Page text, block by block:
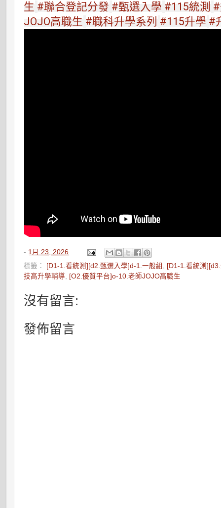
生 #聯合登記分發 #甄選入學 #115統測
JOJO高職生 #職科升學系列 #115升學 #
- 1月 23, 2026
標籤： [D1-1.看統測][d2.甄選入學]d-1.一般組
[D1-1.看統測
技高升學輔導
[O2.優質平台]o-10.老師JOJO高職生
沒有留言:
發佈留言